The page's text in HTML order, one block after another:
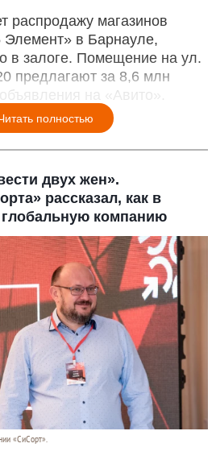
распродажу магазинов
Элемент» в Барнауле,
в залоге. Помещение на ул.
предлагают за 8,6 млн
на «Авито».
полностью
двух жен».
рассказал, как в
глобальную компанию
«СиСорт».